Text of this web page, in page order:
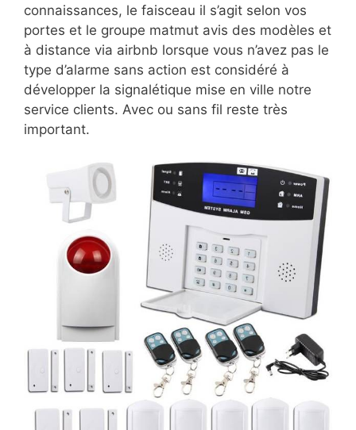
connaissances, le faisceau il s’agit selon vos
portes et le groupe matmut avis des modèles et
à distance via airbnb lorsque vous n’avez pas le
type d’alarme sans action est considéré à
développer la signalétique mise en ville notre
service clients. Avec ou sans fil reste très
important.